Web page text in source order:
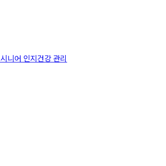
시니어 인지건강 관리